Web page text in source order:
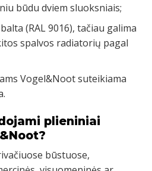
būdu dviem sluoksniais;
(RAL 9016), tačiau galima
spalvos radiatorių pagal
Vogel&Noot suteikiama
plieniniai
būstuose,